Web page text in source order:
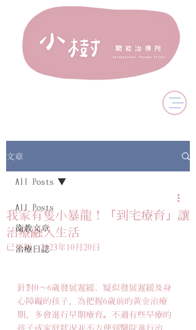
文章
All Posts
衛教文章
治療日誌
All Posts
我家有隻小暴龍！「到宅療育」讓
治療融入生活
已更新：2023年10月20日
針對0～6歲發展遲緩、疑似發展遲緩及身
心障礙的孩子，為把握6歲前的黃金治療
期，多會進行早期療育。不過有些早療的
孩子或家庭狀況並不方便到醫院進行治